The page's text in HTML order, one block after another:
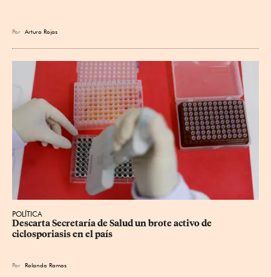
Por Arturo Rojas
POLÍTICA
Descarta Secretaría de Salud un brote activo de
ciclosporiasis en el país
Por Rolando Ramos